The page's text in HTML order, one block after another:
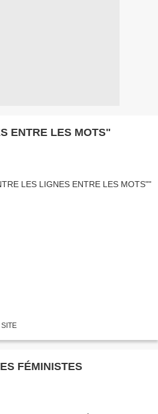
ENTRE LES MOTS"
FÉMINISTES